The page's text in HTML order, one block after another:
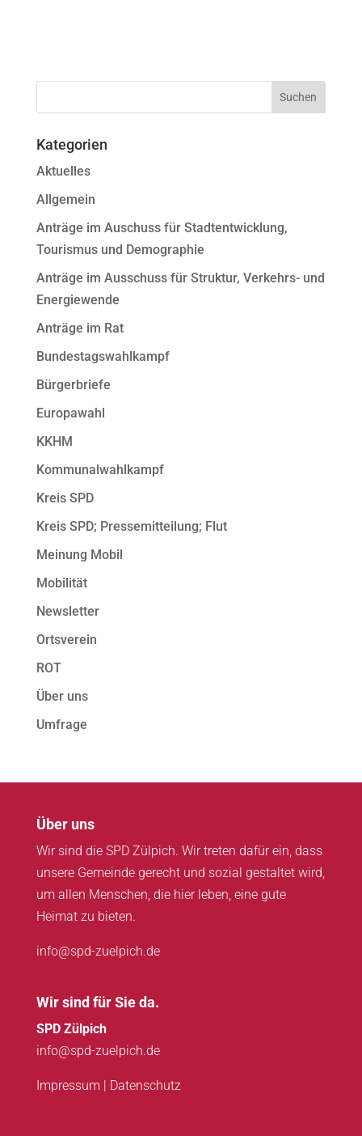
Kategorien
Aktuelles
Allgemein
Anträge im Auschuss für Stadtentwicklung,
Tourismus und Demographie
Anträge im Ausschuss für Struktur, Verkehrs- und
Energiewende
Anträge im Rat
Bundestagswahlkampf
Bürgerbriefe
Europawahl
KKHM
Kommunalwahlkampf
Kreis SPD
Kreis SPD; Pressemitteilung; Flut
Meinung Mobil
Mobilität
Newsletter
Ortsverein
ROT
Über uns
Umfrage
Über uns
Wir sind die SPD Zülpich. Wir treten dafür ein, dass
unsere Gemeinde gerecht und sozial gestaltet wird,
um allen Menschen, die hier leben, eine gute
Heimat zu bieten.
info@spd-zuelpich.de
Wir sind für Sie da.
SPD Zülpich
info@spd-zuelpich.de
Impressum | Datenschutz